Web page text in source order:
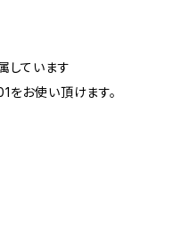
しています
お使い頂けます。